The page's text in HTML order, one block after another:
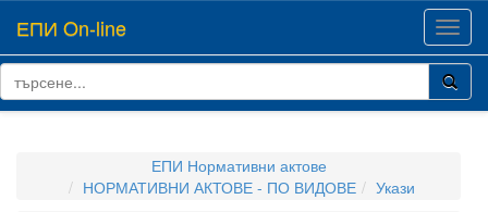
ЕПИ On-line
ЕПИ Нормативни актове
НОРМАТИВНИ АКТОВЕ - ПО ВИДОВЕ
Укази